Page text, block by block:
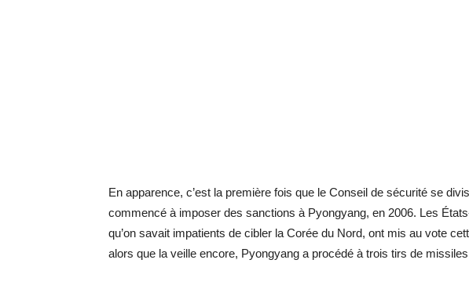
En apparence, c’est la première fois que le Conseil de sécurité se
commencé à imposer des sanctions à Pyongyang, en 2006. Les
qu’on savait impatients de cibler la Corée du Nord, ont mis au vote
alors que la veille encore, Pyongyang a procédé à trois tirs de